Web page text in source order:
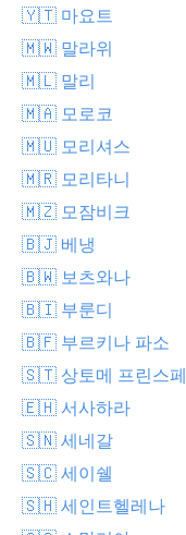
🇾🇹 마요트
🇲🇼 말라위
🇲🇱 말리
🇲🇦 모로코
🇲🇺 모리셔스
🇲🇷 모리타니
🇲🇿 모잠비크
🇧🇯 베냉
🇧🇼 보츠와나
🇧🇮 부룬디
🇧🇫 부르키나 파소
🇸🇹 상토메 프린스페
🇪🇭 서사하라
🇸🇳 세네갈
🇸🇨 세이쉘
🇸🇭 세인트헬레나